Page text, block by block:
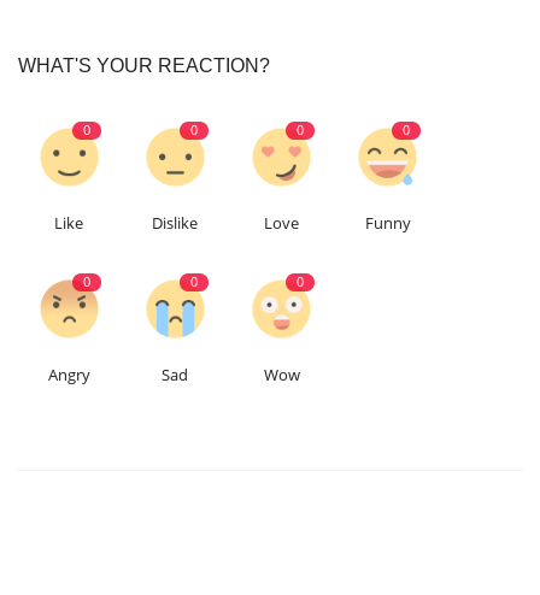
WHAT'S YOUR REACTION?
0
Like
0
Dislike
0
Love
0
Funny
0
Angry
0
Sad
0
Wow